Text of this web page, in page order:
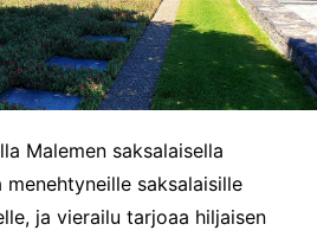
Malemen saksalaisella
saksalaisille
ja vierailu tarjoaa hiljaisen